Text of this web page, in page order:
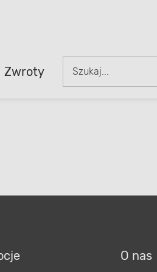
Zwroty
O nas